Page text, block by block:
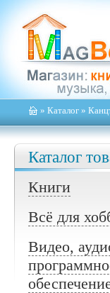
» Каталог »
Каталог
Книги
Всё для
Видео,